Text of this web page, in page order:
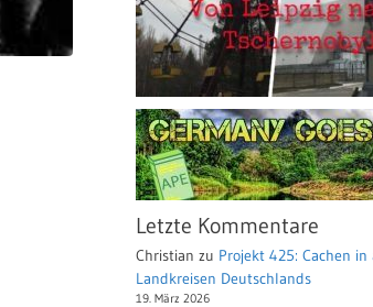
Letzte Kommentare
Christian zu Projekt 425: Cachen
Landkreisen Deutschlands
19. März 2026